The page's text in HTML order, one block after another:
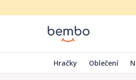
Hračky Oblečení